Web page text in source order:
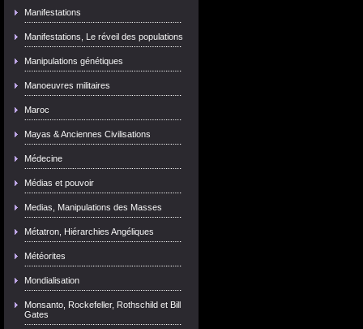
Manifestations
Manifestations, Le réveil des populations
Manipulations génétiques
Manoeuvres militaires
Maroc
Mayas & Anciennes Civilisations
Médecine
Médias et pouvoir
Medias, Manipulations des Masses
Métatron, Hiérarchies Angéliques
Météorites
Mondialisation
Monsanto, Rockefeller, Rothschild et Bill
Gates